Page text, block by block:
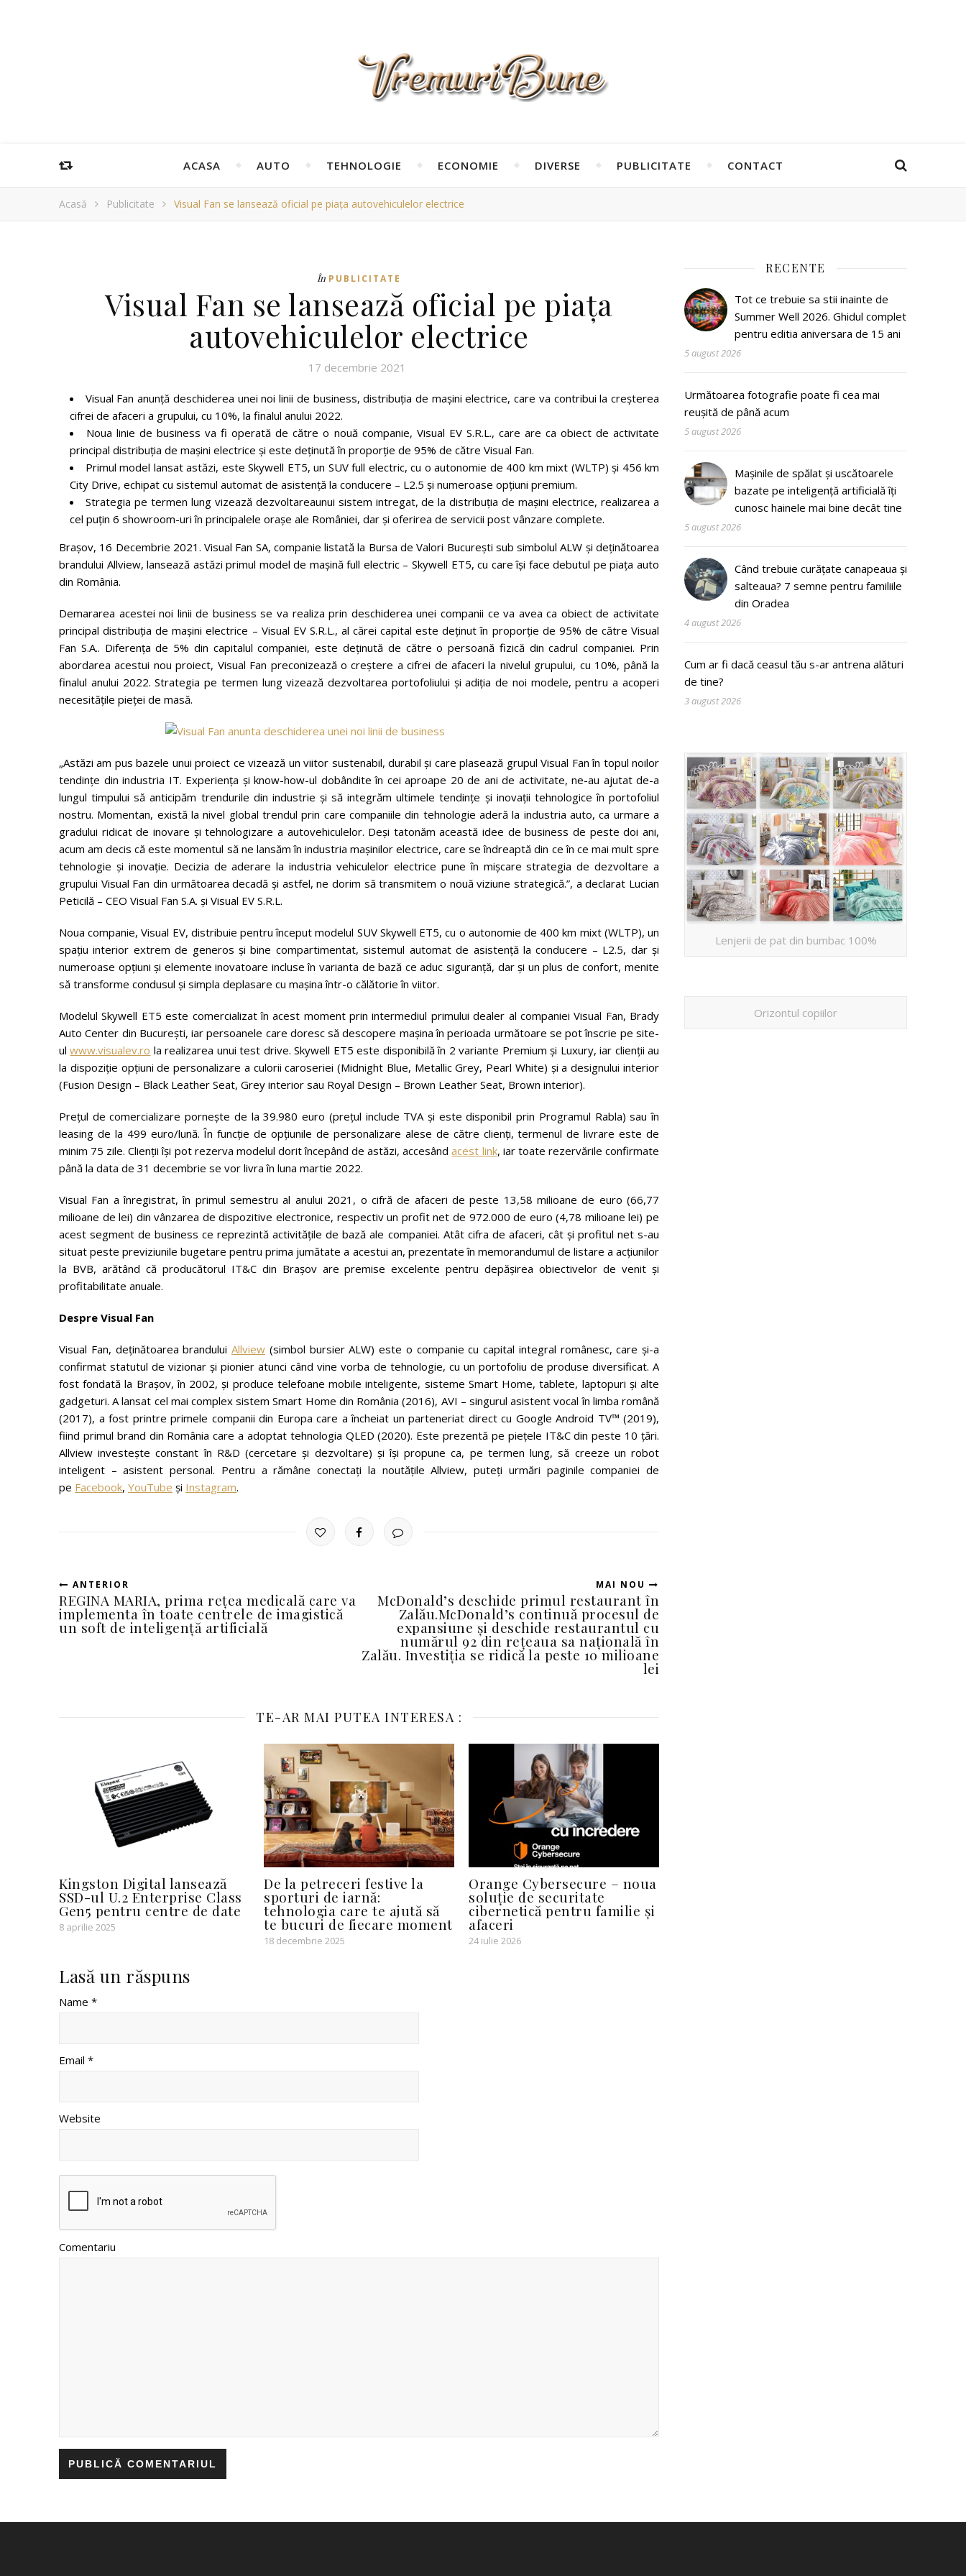
ACASA AUTO TEHNOLOGIE ECONOMIE DIVERSE PUBLICITATE CONTACT
Acasă Publicitate Visual Fan se lansează oficial pe piața autovehiculelor electrice
În PUBLICITATE
Visual Fan se lansează oficial pe piața
autovehiculelor electrice
17 decembrie 2021
Visual Fan anunță deschiderea unei noi linii de business, distribuția de mașini electrice, care va contribui la creșterea
cifrei de afaceri a grupului, cu 10%, la finalul anului 2022.
Noua linie de business va fi operată de către o nouă companie, Visual EV S.R.L., care are ca obiect de activitate
principal distribuția de mașini electrice și este deținută în proporție de 95% de către Visual Fan.
Primul model lansat astăzi, este Skywell ET5, un SUV full electric, cu o autonomie de 400 km mixt (WLTP) și 456 km
City Drive, echipat cu sistemul automat de asistență la conducere – L2.5 și numeroase opțiuni premium.
Strategia pe termen lung vizează dezvoltareaunui sistem intregat, de la distribuția de mașini electrice, realizarea a
cel puțin 6 showroom-uri în principalele orașe ale României, dar și oferirea de servicii post vânzare complete.
Brașov, 16 Decembrie 2021. Visual Fan SA, companie listată la Bursa de Valori București sub simbolul ALW și deținătoarea
brandului Allview, lansează astăzi primul model de mașină full electric – Skywell ET5, cu care își face debutul pe piața auto
din România.
Demararea acestei noi linii de business se va realiza prin deschiderea unei companii ce va avea ca obiect de activitate
principal distribuția de mașini electrice – Visual EV S.R.L., al cărei capital este deținut în proporție de 95% de către Visual
Fan S.A.. Diferența de 5% din capitalul companiei, este deținută de către o persoană fizică din cadrul companiei. Prin
abordarea acestui nou proiect, Visual Fan preconizează o creștere a cifrei de afaceri la nivelul grupului, cu 10%, până la
finalul anului 2022. Strategia pe termen lung vizează dezvoltarea portofoliului și adiția de noi modele, pentru a acoperi
necesitățile pieţei de masă.
„Astăzi am pus bazele unui proiect ce vizează un viitor sustenabil, durabil și care plasează grupul Visual Fan în topul noilor
tendințe din industria IT. Experiența și know-how-ul dobândite în cei aproape 20 de ani de activitate, ne-au ajutat de-a
lungul timpului să anticipăm trendurile din industrie și să integrăm ultimele tendințe și inovații tehnologice în portofoliul
nostru. Momentan, există la nivel global trendul prin care companiile din tehnologie aderă la industria auto, ca urmare a
gradului ridicat de inovare și tehnologizare a autovehiculelor. Deși tatonăm această idee de business de peste doi ani,
acum am decis că este momentul să ne lansăm în industria mașinilor electrice, care se îndreaptă din ce în ce mai mult spre
tehnologie și inovație. Decizia de aderare la industria vehiculelor electrice pune în mișcare strategia de dezvoltare a
grupului Visual Fan din următoarea decadă și astfel, ne dorim să transmitem o nouă viziune strategică.”, a declarat Lucian
Peticilă – CEO Visual Fan S.A. și Visual EV S.R.L.
Noua companie, Visual EV, distribuie pentru început modelul SUV Skywell ET5, cu o autonomie de 400 km mixt (WLTP), un
spațiu interior extrem de generos și bine compartimentat, sistemul automat de asistență la conducere – L2.5, dar și
numeroase opțiuni și elemente inovatoare incluse în varianta de bază ce aduc siguranță, dar și un plus de confort, menite
să transforme condusul și simpla deplasare cu mașina într-o călătorie în viitor.
Modelul Skywell ET5 este comercializat în acest moment prin intermediul primului dealer al companiei Visual Fan, Brady
Auto Center din București, iar persoanele care doresc să descopere mașina în perioada următoare se pot înscrie pe site-
ulwww.visualev.ro la realizarea unui test drive. Skywell ET5 este disponibilă în 2 variante Premium și Luxury, iar clienții au
la dispoziție opțiuni de personalizare a culorii caroseriei (Midnight Blue, Metallic Grey, Pearl White) și a designului interior
(Fusion Design – Black Leather Seat, Grey interior sau Royal Design – Brown Leather Seat, Brown interior).
Prețul de comercializare pornește de la 39.980 euro (prețul include TVA și este disponibil prin Programul Rabla) sau în
leasing de la 499 euro/lună. În funcție de opțiunile de personalizare alese de către clienți, termenul de livrare este de
minim 75 zile. Clienții își pot rezerva modelul dorit începând de astăzi, accesândacest link, iar toate rezervările confirmate
până la data de 31 decembrie se vor livra în luna martie 2022.
Visual Fan a înregistrat, în primul semestru al anului 2021, o cifră de afaceri de peste 13,58 milioane de euro (66,77
milioane de lei) din vânzarea de dispozitive electronice, respectiv un profit net de 972.000 de euro (4,78 milioane lei) pe
acest segment de business ce reprezintă activitățile de bază ale companiei. Atât cifra de afaceri, cât și profitul net s-au
situat peste previziunile bugetare pentru prima jumătate a acestui an, prezentate în memorandumul de listare a acțiunilor
la BVB, arătând că producătorul IT&C din Brașov are premise excelente pentru depășirea obiectivelor de venit și
profitabilitate anuale.
Despre Visual Fan
Visual Fan, deținătoarea brandului Allview (simbol bursier ALW) este o companie cu capital integral românesc, care și-a
confirmat statutul de vizionar și pionier atunci când vine vorba de tehnologie, cu un portofoliu de produse diversificat. A
fost fondată la Brașov, în 2002, și produce telefoane mobile inteligente, sisteme Smart Home, tablete, laptopuri și alte
gadgeturi. A lansat cel mai complex sistem Smart Home din România (2016), AVI – singurul asistent vocal în limba română
(2017), a fost printre primele companii din Europa care a încheiat un parteneriat direct cu Google Android TV™ (2019),
fiind primul brand din România care a adoptat tehnologia QLED (2020). Este prezentă pe piețele IT&C din peste 10 țări.
Allview investește constant în R&D (cercetare și dezvoltare) și își propune ca, pe termen lung, să creeze un robot
inteligent – asistent personal. Pentru a rămâne conectați la noutățile Allview, puteți urmări paginile companiei de
pe Facebook, YouTube și Instagram.
ANTERIOR
REGINA MARIA, prima rețea medicală care va
implementa în toate centrele de imagistică
un soft de inteligență artificială
MAI NOU
McDonald’s deschide primul restaurant în
Zalău.McDonald’s continuă procesul de
expansiune și deschide restaurantul cu
numărul 92 din rețeaua sa națională în
Zalău. Investiția se ridică la peste 10 milioane
lei
TE-AR MAI PUTEA INTERESA :
Kingston Digital lansează
SSD-ul U.2 Enterprise Class
Gen5 pentru centre de date
8 aprilie 2025
De la petreceri festive la
sporturi de iarnă:
tehnologia care te ajută să
te bucuri de fiecare moment
18 decembrie 2025
Orange Cybersecure – noua
soluție de securitate
cibernetică pentru familie și
afaceri
24 iulie 2026
Lasă un răspuns
Name *
Email *
Website
Comentariu
RECENTE
Tot ce trebuie sa stii inainte de
Summer Well 2026. Ghidul complet
pentru editia aniversara de 15 ani
5 august 2026
Următoarea fotografie poate fi cea mai
reușită de până acum
5 august 2026
Mașinile de spălat și uscătoarele
bazate pe inteligență artificială îți
cunosc hainele mai bine decât tine
5 august 2026
Când trebuie curățate canapeaua și
salteaua? 7 semne pentru familiile
din Oradea
4 august 2026
Cum ar fi dacă ceasul tău s-ar antrena alături
de tine?
3 august 2026
Lenjerii de pat din bumbac 100%
Orizontul copiilor